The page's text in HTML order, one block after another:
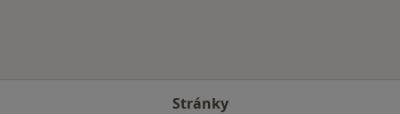
Stránky